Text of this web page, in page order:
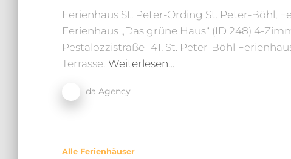
Ferienhaus St. Peter-Ording St. Peter-Böhl,
Ferienhaus „Das grüne Haus“ (ID 248) 4-
Pestalozzistraße 141, St. Peter-Böhl
Terrasse. Weiterlesen…
da Agency
Alle Ferienhäuser